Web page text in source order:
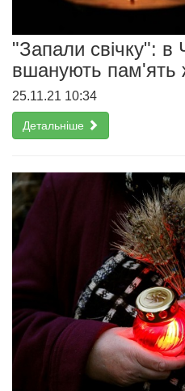
"Запали свічку": в
вшанують пам'ять
25.11.21 10:34
Детальніше